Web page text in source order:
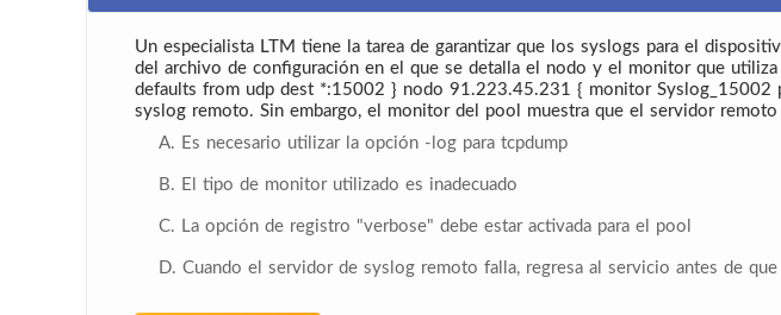
Un especialista LTM tiene la tarea de garantizar que los syslogs para el
del archivo de configuración en el que se detalla el nodo y el monitor que
defaults from udp dest *:15002 } nodo 91.223.45.231 { monitor Syslog_15002
syslog remoto. Sin embargo, el monitor del pool muestra que el servidor
A. Es necesario utilizar la opción -log para tcpdump
B. El tipo de monitor utilizado es inadecuado
C. La opción de registro "verbose" debe estar activada para el pool
D. Cuando el servidor de syslog remoto falla, regresa al servicio antes de